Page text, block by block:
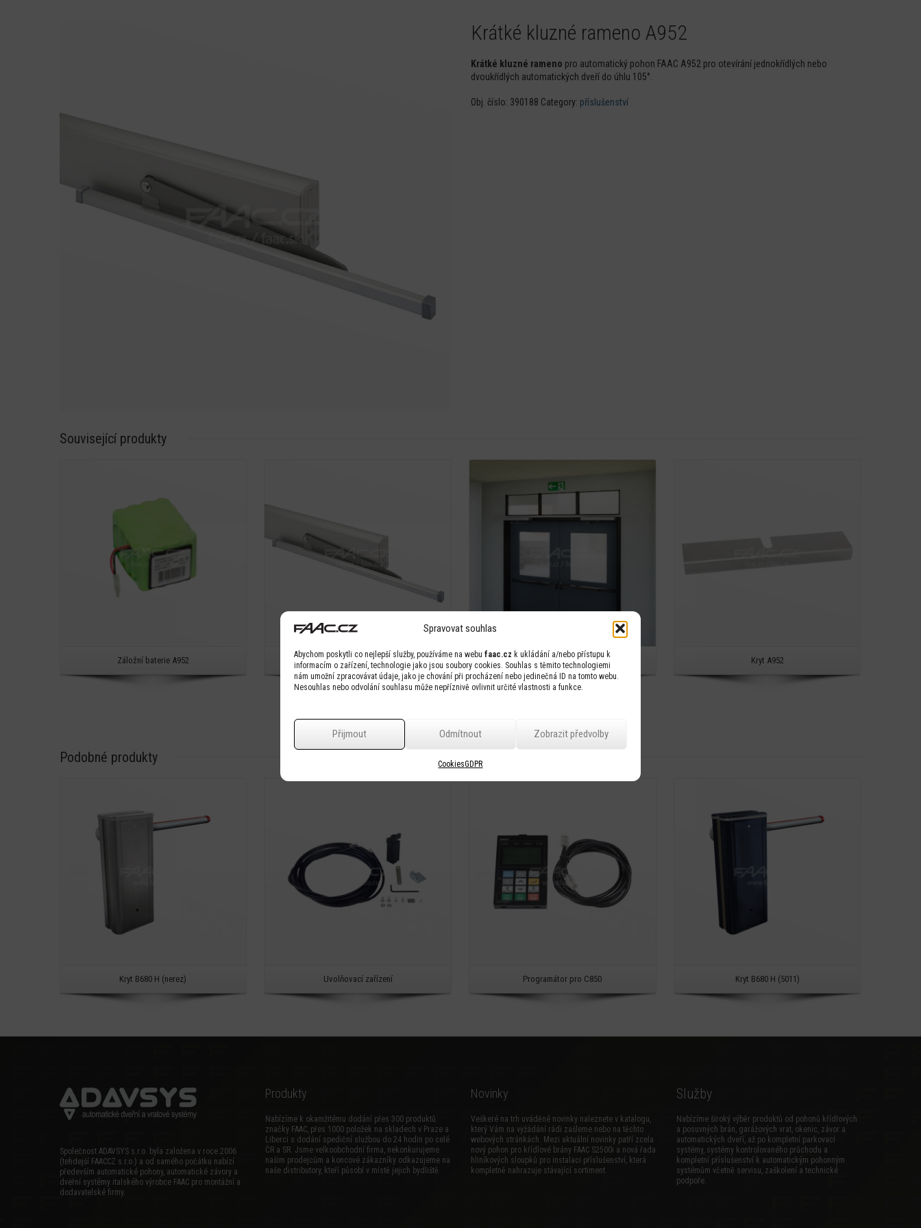
Spravovat souhlas
Abychom poskytli co nejlepší služby, používáme na webu faac.cz k ukládání a/nebo přístupu k
informacím o zařízení, technologie jako jsou soubory cookies. Souhlas s těmito technologiemi
nám umožní zpracovávat údaje, jako je chování při procházení nebo jedinečná ID na tomto webu.
Nesouhlas nebo odvolání souhlasu může nepříznivě ovlivnit určité vlastnosti a funkce.
Přijmout Odmítnout Zobrazit předvolby
CookiesGDPR
Krátké kluzné rameno A952
Krátké kluzné rameno pro automatický pohon FAAC A952 pro otevírání jednokřídlých nebo
dvoukřídlých automatických dveří do úhlu 105°.
Obj. číslo: 390188 Category: příslušenství
Související produkty
Záložní baterie A952 Standardní kluzné rameno A952 FAAC A952 Kryt A952
Podobné produkty
Kryt B680 H (nerez) Uvolňovací zařízení Programátor pro C850 Kryt B680 H (5011)
Společnost ADAVSYS s.r.o. byla založena v roce 2006
(tehdejší FAACCZ s.r.o.) a od samého počátku nabízí
především automatické pohony, automatické závory a
dveřní systémy italského výrobce FAAC pro montážní a
dodavatelské firmy.
Produkty
Nabízíme k okamžitému dodání přes 300 produktů
značky FAAC, přes 1000 položek na skladech v Praze a
Liberci s dodání spediční službou do 24 hodin po celé
ČR a SR. Jsme velkoobchodní firma, nekonkurujeme
našim prodejcům a koncové zákazníky odkazujeme na
naše distributory, kteří působí v místě jejich bydliště.
Novinky
Veškeré na trh uváděné novinky naleznete v katalogu,
který Vám na vyžádání rádi zašleme nebo na těchto
webových stránkách. Mezi aktuální novinky patří zcela
nový pohon pro křídlové brány FAAC S2500i a nová řada
hliníkových sloupků pro instalaci příslušenství, která
kompletně nahrazuje stávající sortiment.
Služby
Nabízíme široký výběr produktů od pohonů křídlových
a posuvných brán, garážových vrat, okenic, závor a
automatických dveří, až po kompletní parkovací
systémy, systémy kontrolovaného průchodu a
kompletní příslušenství k automatickým pohonným
systémům včetně servisu, zaškolení a technické
podpoře.